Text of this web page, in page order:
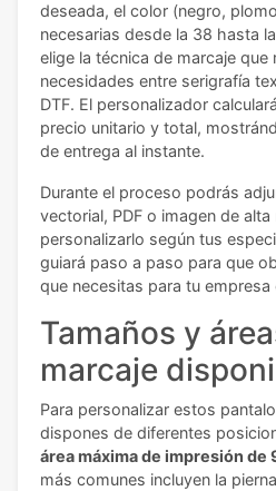
deseada, el color (negro,
necesarias desde la 38 hasta
elige la técnica de marcaje
necesidades entre serigrafía
DTF. El personalizador
precio unitario y total,
de entrega al instante.
Durante el proceso podrás
vectorial, PDF o imagen de
personalizarlo según tus
guiará paso a paso para que
que necesitas para tu
Tamaños y
marcaje
Para personalizar estos
dispones de diferentes
área máxima de impresión de
más comunes incluyen la